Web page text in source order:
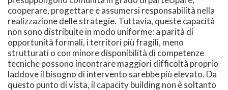
cooperare, progettare e assumersi responsabilità nella
realizzazione delle strategie. Tuttavia, queste capacità
non sono distribuite in modo uniforme: a parità di
opportunità formali, i territori più fragili, meno
strutturati o con minore disponibilità di competenze
tecniche possono incontrare maggiori difficoltà proprio
laddove il bisogno di intervento sarebbe più elevato. Da
questo punto di vista, il capacity building non è soltanto